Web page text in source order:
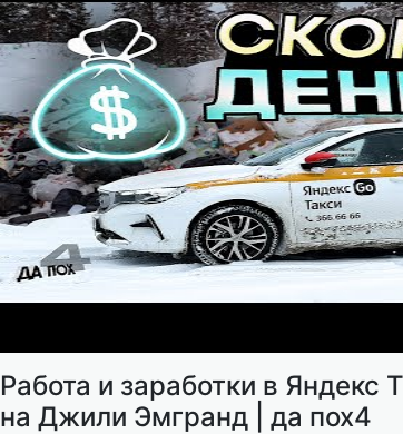
Работа и заработки в Яндекс
на Джили Эмгранд | да пох4